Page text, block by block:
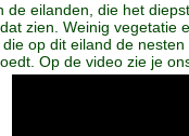
de eilanden, die het
zien. Weinig vegetatie
op dit eiland de
Op de video zie je